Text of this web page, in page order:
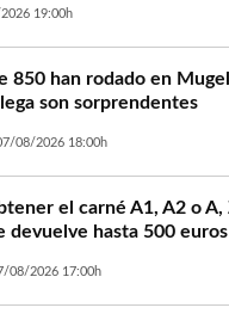
19:00h
850 han rodado en
son sorprendentes
08/2026 18:00h
el carné A1, A2 o A,
devuelve hasta 500 euros
08/2026 17:00h